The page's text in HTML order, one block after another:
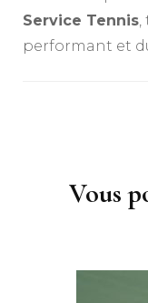
Service Tennis,
performant et
Vous